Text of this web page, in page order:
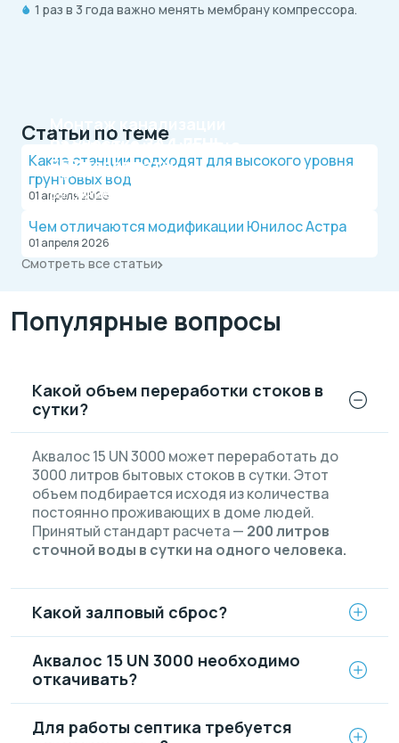
1 раз в 3 года важно менять мембрану компрессора.
Монтаж канализации
на участкеЗА 1 ДЕНЬ
Официальный дилер, работаем по договору.
Оплата после монтажа.
Рассрочка на 4 месяца
БЕЗ переплаты
Выгодные условия на монтаж канализации и
Статьи по теме
Какие станции подходят для высокого уровня
грунтовых вод
01 апреля 2026
Чем отличаются модификации Юнилос Астра
01 апреля 2026
Смотреть все статьи
Популярные вопросы
Какой объем переработки стоков в
сутки?
Аквалос 15 UN 3000 может переработать до
3000 литров бытовых стоков в сутки. Этот
объем подбирается исходя из количества
постоянно проживающих в доме людей.
Принятый стандарт расчета — 200 литров
сточной воды в сутки на одного человека.
Какой залповый сброс?
Аквалос 15 UN 3000 необходимо
откачивать?
Для работы септика требуется